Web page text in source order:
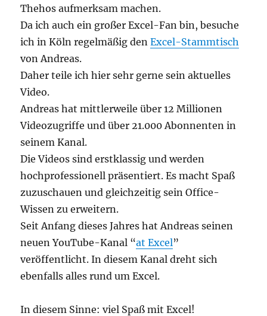
Thehos aufmerksam machen.
Da ich auch ein großer Excel-Fan bin, besuche
ich in Köln regelmäßig denExcel-Stammtisch
von Andreas.
Daher teile ich hier sehr gerne sein aktuelles
Video.
Andreas hat mittlerweile über 12 Millionen
Videozugriffe und über 21.000 Abonnenten in
seinem Kanal.
Die Videos sind erstklassig und werden
hochprofessionell präsentiert. Es macht Spaß
zuzuschauen und gleichzeitig sein Office-
Wissen zu erweitern.
Seit Anfang dieses Jahres hat Andreas seinen
neuen YouTube-Kanal “at Excel”
veröffentlicht. In diesem Kanal dreht sich
ebenfalls alles rund um Excel.
In diesem Sinne: viel Spaß mit Excel!